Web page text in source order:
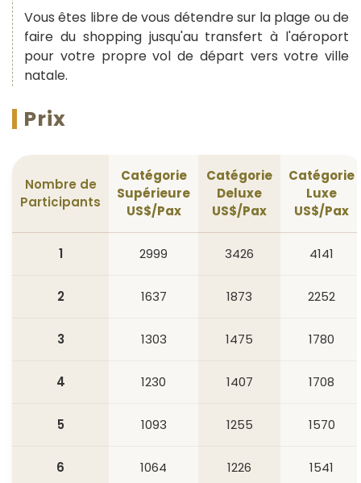
Vous êtes libre de vous détendre sur la plage ou de
faire du shopping jusqu'au transfert à l'aéroport
pour votre propre vol de départ vers votre ville
natale.
Prix
Nombre de
Participants
Catégorie
Supérieure
US$/Pax
Catégorie
Deluxe
US$/Pax
Catégorie
Luxe
US$/Pax
1 2999 3426 4141
2 1637 1873 2252
3 1303 1475 1780
4 1230 1407 1708
5 1093 1255 1570
6 1064 1226 1541